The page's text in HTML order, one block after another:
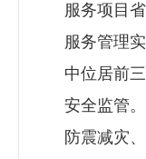
服务项目
服务管理
中位居前
安全监管
防震减灾